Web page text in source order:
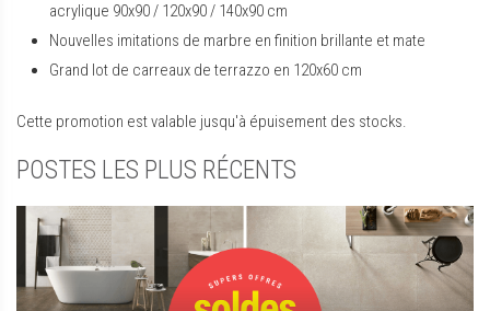
acrylique 90x90 / 120x90 / 140x90 cm
Nouvelles imitations de marbre en finition brillante et mate
Grand lot de carreaux de terrazzo en 120x60 cm
Cette promotion est valable jusqu'à épuisement des stocks.
POSTES LES PLUS RÉCENTS